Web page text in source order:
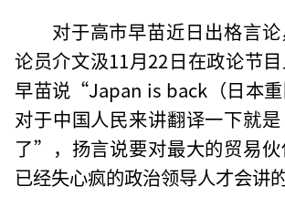
对于高市早苗近日出格言
论员介文汲11月22日在政论节
早苗说“Japan is back（日本重
对于中国人民来讲翻译一下就
了”，扬言说要对最大的贸易
已经失心疯的政治领导人才会讲的